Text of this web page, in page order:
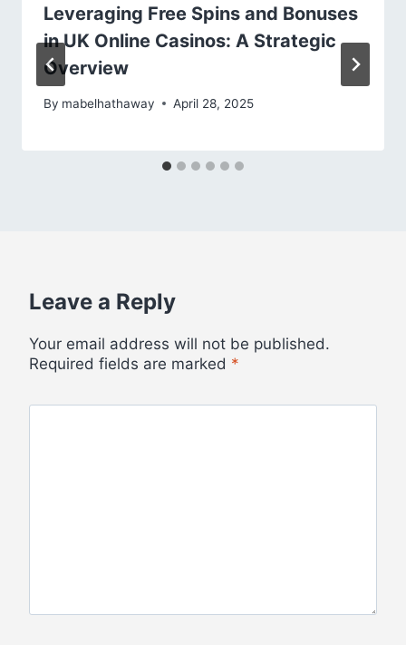
Leveraging Free Spins and Bonuses
in UK Online Casinos: A Strategic
Overview
By mabelhathaway April 28, 2025
Leave a Reply
Your email address will not be published.
Required fields are marked *